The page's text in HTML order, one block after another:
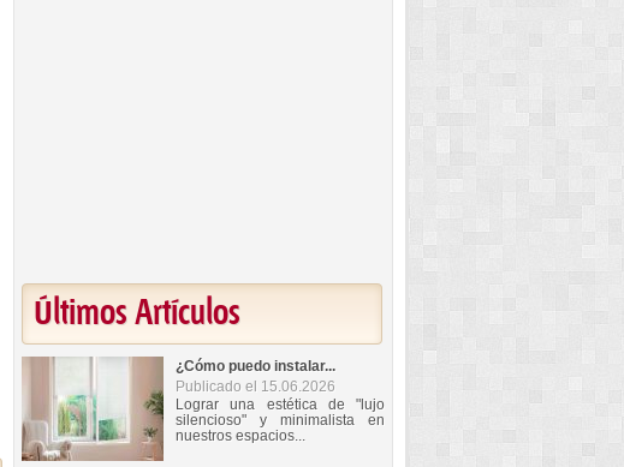
Últimos Artículos
¿Cómo puedo instalar...
Publicado el 15.06.2026
Lograr una estética de "lujo
silencioso" y minimalista en
nuestros espacios...